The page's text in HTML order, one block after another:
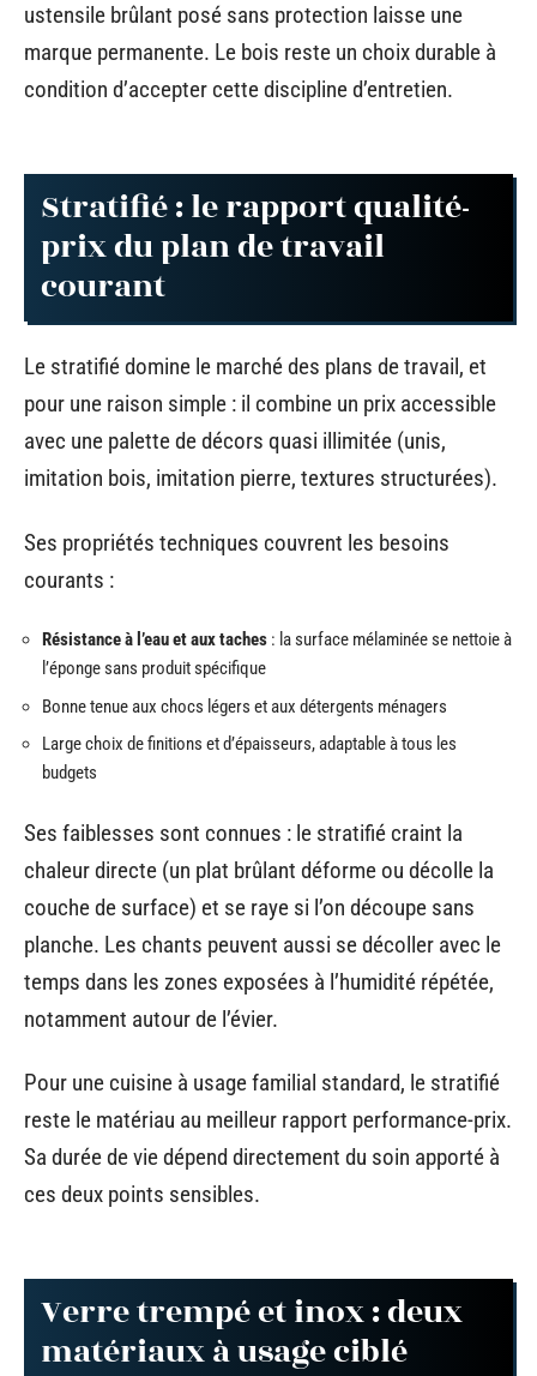
ustensile brûlant posé sans protection laisse une
marque permanente. Le bois reste un choix durable à
condition d’accepter cette discipline d’entretien.
Stratifié : le rapport qualité-
prix du plan de travail
courant
Le stratifié domine le marché des plans de travail, et
pour une raison simple : il combine un prix accessible
avec une palette de décors quasi illimitée (unis,
imitation bois, imitation pierre, textures structurées).
Ses propriétés techniques couvrent les besoins
courants :
Résistance à l’eau et aux taches : la surface mélaminée se nettoie à
l’éponge sans produit spécifique
Bonne tenue aux chocs légers et aux détergents ménagers
Large choix de finitions et d’épaisseurs, adaptable à tous les
budgets
Ses faiblesses sont connues : le stratifié craint la
chaleur directe (un plat brûlant déforme ou décolle la
couche de surface) et se raye si l’on découpe sans
planche. Les chants peuvent aussi se décoller avec le
temps dans les zones exposées à l’humidité répétée,
notamment autour de l’évier.
Pour une cuisine à usage familial standard, le stratifié
reste le matériau au meilleur rapport performance-prix.
Sa durée de vie dépend directement du soin apporté à
ces deux points sensibles.
Verre trempé et inox : deux
matériaux à usage ciblé